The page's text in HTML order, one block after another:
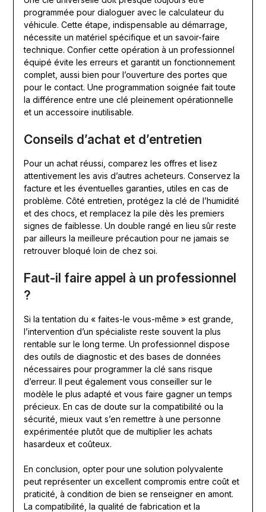
programmée pour dialoguer avec le calculateur du
véhicule. Cette étape, indispensable au démarrage,
nécessite un matériel spécifique et un savoir-faire
technique. Confier cette opération à un professionnel
équipé évite les erreurs et garantit un fonctionnement
complet, aussi bien pour l’ouverture des portes que
pour le contact. Une programmation soignée fait toute
la différence entre une clé pleinement opérationnelle
et un accessoire inutilisable.
Conseils d’achat et d’entretien
Pour un achat réussi, comparez les offres et lisez
attentivement les avis d’autres acheteurs. Conservez la
facture et les éventuelles garanties, utiles en cas de
problème. Côté entretien, protégez la clé de l’humidité
et des chocs, et remplacez la pile dès les premiers
signes de faiblesse. Un double rangé en lieu sûr reste
par ailleurs la meilleure précaution pour ne jamais se
retrouver bloqué loin de chez soi.
Faut-il faire appel à un professionnel
?
Si la tentation du « faites-le vous-même » est grande,
l’intervention d’un spécialiste reste souvent la plus
rentable sur le long terme. Un professionnel dispose
des outils de diagnostic et des bases de données
nécessaires pour programmer la clé sans risque
d’erreur. Il peut également vous conseiller sur le
modèle le plus adapté et vous faire gagner un temps
précieux. En cas de doute sur la compatibilité ou la
sécurité, mieux vaut s’en remettre à une personne
expérimentée plutôt que de multiplier les achats
hasardeux et coûteux.
En conclusion, opter pour une solution polyvalente
peut représenter un excellent compromis entre coût et
praticité, à condition de bien se renseigner en amont.
La compatibilité, la qualité de fabrication et la